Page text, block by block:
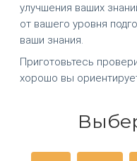
улучшения ваших
от вашего уровня
ваши знания.
Приготовьтесь
хорошо вы